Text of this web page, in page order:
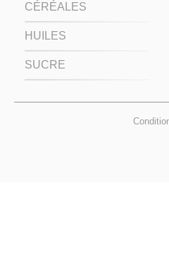
CÉRÉALES
HUILES
SUCRE